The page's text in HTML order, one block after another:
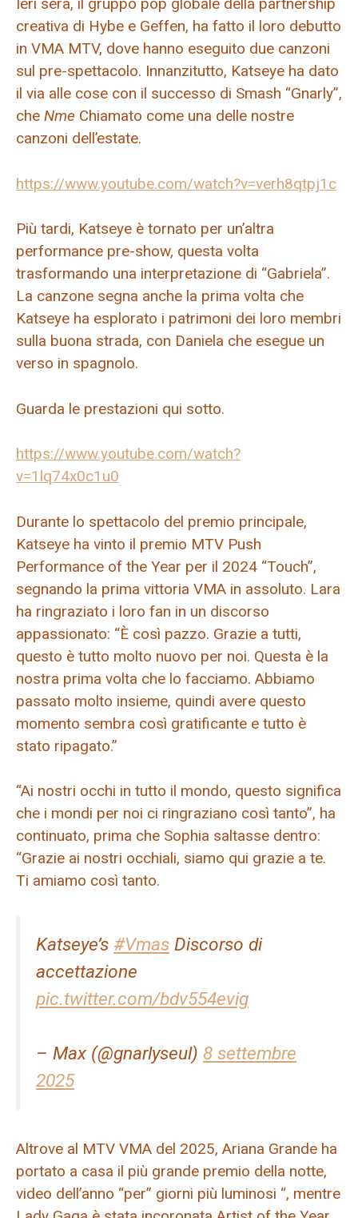
Ieri sera, il gruppo pop globale della partnership
creativa di Hybe e Geffen, ha fatto il loro debutto
in VMA MTV, dove hanno eseguito due canzoni
sul pre-spettacolo. Innanzitutto, Katseye ha dato
il via alle cose con il successo di Smash “Gnarly”,
che Nme Chiamato come una delle nostre
canzoni dell’estate.
https://www.youtube.com/watch?v=verh8qtpj1c
Più tardi, Katseye è tornato per un’altra
performance pre-show, questa volta
trasformando una interpretazione di “Gabriela”.
La canzone segna anche la prima volta che
Katseye ha esplorato i patrimoni dei loro membri
sulla buona strada, con Daniela che esegue un
verso in spagnolo.
Guarda le prestazioni qui sotto.
https://www.youtube.com/watch?
v=1lq74x0c1u0
Durante lo spettacolo del premio principale,
Katseye ha vinto il premio MTV Push
Performance of the Year per il 2024 “Touch”,
segnando la prima vittoria VMA in assoluto. Lara
ha ringraziato i loro fan in un discorso
appassionato: “È così pazzo. Grazie a tutti,
questo è tutto molto nuovo per noi. Questa è la
nostra prima volta che lo facciamo. Abbiamo
passato molto insieme, quindi avere questo
momento sembra così gratificante e tutto è
stato ripagato.”
“Ai nostri occhi in tutto il mondo, questo significa
che i mondi per noi ci ringraziano così tanto”, ha
continuato, prima che Sophia saltasse dentro:
“Grazie ai nostri occhiali, siamo qui grazie a te.
Ti amiamo così tanto.
Katseye’s #Vmas Discorso di
accettazione
pic.twitter.com/bdv554evig
– Max (@gnarlyseul) 8 settembre
2025
Altrove al MTV VMA del 2025, Ariana Grande ha
portato a casa il più grande premio della notte,
video dell’anno “per” giorni più luminosi “, mentre